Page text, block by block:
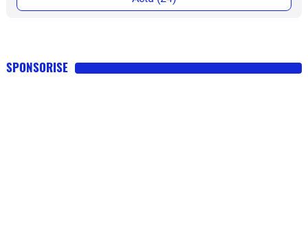
SPONSORISE